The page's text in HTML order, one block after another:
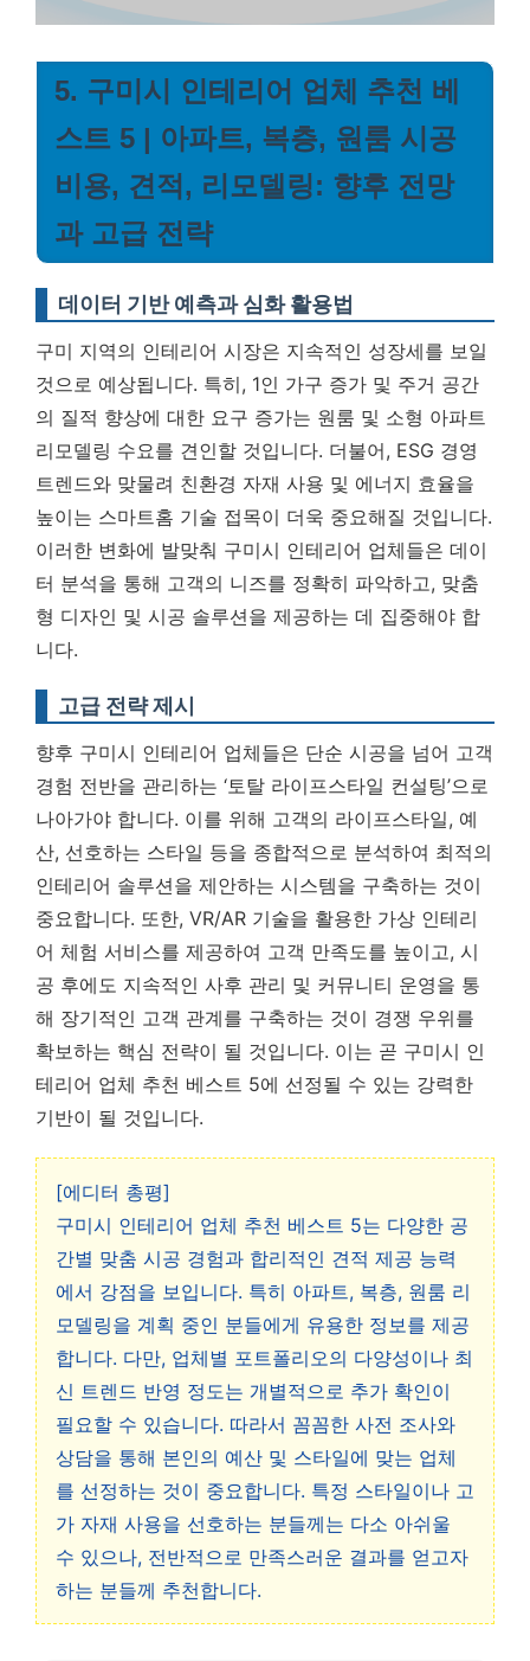
5. 구미시 인테리어 업체 추천 베
스트 5 | 아파트, 복층, 원룸 시공
비용, 견적, 리모델링: 향후 전망
과 고급 전략
데이터 기반 예측과 심화 활용법
구미 지역의 인테리어 시장은 지속적인 성장세를 보일
것으로 예상됩니다. 특히, 1인 가구 증가 및 주거 공간
의 질적 향상에 대한 요구 증가는 원룸 및 소형 아파트
리모델링 수요를 견인할 것입니다. 더불어, ESG 경영
트렌드와 맞물려 친환경 자재 사용 및 에너지 효율을
높이는 스마트홈 기술 접목이 더욱 중요해질 것입니다.
이러한 변화에 발맞춰 구미시 인테리어 업체들은 데이
터 분석을 통해 고객의 니즈를 정확히 파악하고, 맞춤
형 디자인 및 시공 솔루션을 제공하는 데 집중해야 합
니다.
고급 전략 제시
향후 구미시 인테리어 업체들은 단순 시공을 넘어 고객
경험 전반을 관리하는 ‘토탈 라이프스타일 컨설팅’으로
나아가야 합니다. 이를 위해 고객의 라이프스타일, 예
산, 선호하는 스타일 등을 종합적으로 분석하여 최적의
인테리어 솔루션을 제안하는 시스템을 구축하는 것이
중요합니다. 또한, VR/AR 기술을 활용한 가상 인테리
어 체험 서비스를 제공하여 고객 만족도를 높이고, 시
공 후에도 지속적인 사후 관리 및 커뮤니티 운영을 통
해 장기적인 고객 관계를 구축하는 것이 경쟁 우위를
확보하는 핵심 전략이 될 것입니다. 이는 곧 구미시 인
테리어 업체 추천 베스트 5에 선정될 수 있는 강력한
기반이 될 것입니다.
[에디터 총평]
구미시 인테리어 업체 추천 베스트 5는 다양한 공
간별 맞춤 시공 경험과 합리적인 견적 제공 능력
에서 강점을 보입니다. 특히 아파트, 복층, 원룸 리
모델링을 계획 중인 분들에게 유용한 정보를 제공
합니다. 다만, 업체별 포트폴리오의 다양성이나 최
신 트렌드 반영 정도는 개별적으로 추가 확인이
필요할 수 있습니다. 따라서 꼼꼼한 사전 조사와
상담을 통해 본인의 예산 및 스타일에 맞는 업체
를 선정하는 것이 중요합니다. 특정 스타일이나 고
가 자재 사용을 선호하는 분들께는 다소 아쉬울
수 있으나, 전반적으로 만족스러운 결과를 얻고자
하는 분들께 추천합니다.